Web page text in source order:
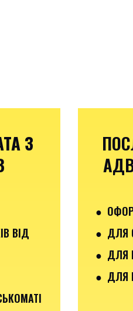
З
ВІД
●
● ДЛЯ
● ДЛЯ
● ДЛЯ